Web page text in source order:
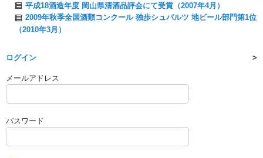
平成18酒造年度 岡山県清酒品評会にて受賞（2007年4月）
2009年秋季全国酒類コンクール 独歩シュバルツ 地ビール部門第1位
（2010年3月）
ログイン
メールアドレス
パスワード